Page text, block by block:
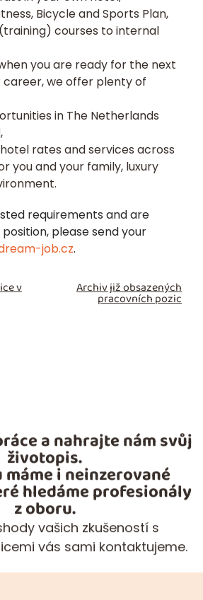
Bicycle and Sports Plan,
courses to internal
you are ready for the next
career, we offer plenty of
in The Netherlands
rates and services across
you and your family, luxury
requirements and are
please send your
job.cz.
v Archiv již obsazených
pracovních pozic
a nahrajte nám svůj
životopis.
i neinzerované
hledáme profesionály
z oboru.
vašich zkušeností s
vás sami kontaktujeme.